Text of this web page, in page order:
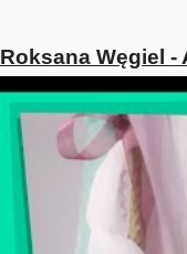
Roksana Węgiel -